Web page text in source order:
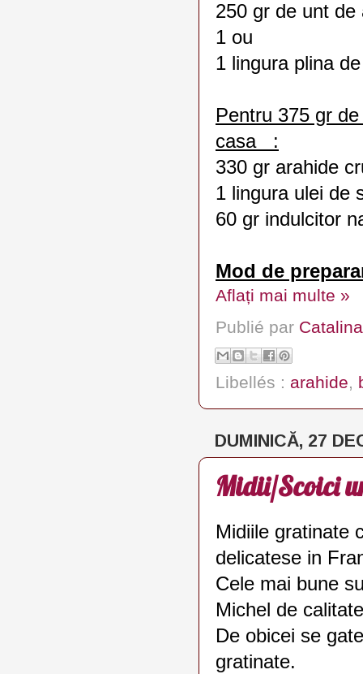
250 gr de unt
1 ou
1 lingura plina
Pentru 375 gr
casa :
330 gr arahide
1 lingura ulei de
60 gr indulcitor
Mod de
Aflați mai multe »
Publié par Catalina
Libellés : arahide,
DUMINICĂ, 27
Midii/Scoici
Midiile gratinate
delicatese in
Cele mai bune
Michel de
De obicei se
gratinate.